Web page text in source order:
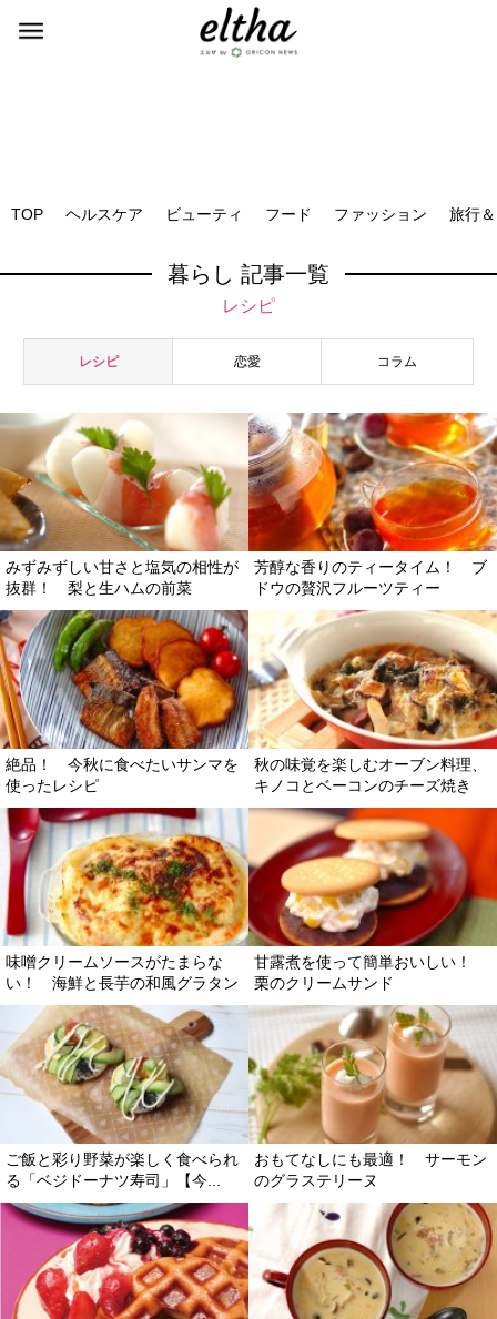
TOP ヘルスケア ビューティ フード ファッション 旅行
暮らし 記事一覧
レシピ
レシピ 恋愛 コラム
みずみずしい甘さと塩気の相性が
抜群！ 梨と生ハムの前菜
芳醇な香りのティータイム！ ブ
ドウの贅沢フルーツティー
絶品！ 今秋に食べたいサンマを
使ったレシピ
秋の味覚を楽しむオーブン料理、
キノコとベーコンのチーズ焼き
味噌クリームソースがたまらな
い！ 海鮮と長芋の和風グラタン
甘露煮を使って簡単おいしい！
栗のクリームサンド
ご飯と彩り野菜が楽しく食べられ
る「ベジドーナツ寿司」【今...
おもてなしにも最適！ サーモン
のグラステリーヌ